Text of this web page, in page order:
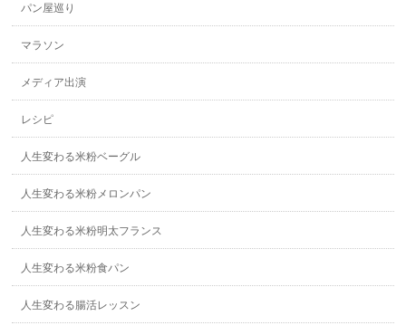
パン屋巡り
マラソン
メディア出演
レシピ
人生変わる米粉ベーグル
人生変わる米粉メロンパン
人生変わる米粉明太フランス
人生変わる米粉食パン
人生変わる腸活レッスン